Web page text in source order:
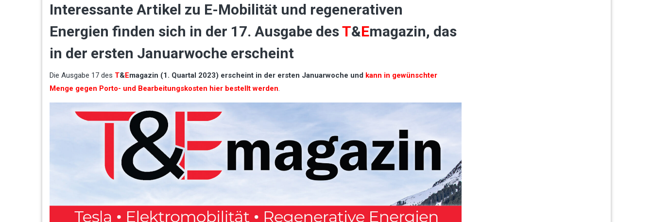
Interessante Artikel zu E-Mobilität und regenerativen
Energien finden sich in der 17. Ausgabe desT&Emagazin, das
in der ersten Januarwoche erscheint
Die Ausgabe 17 des T&Emagazin (1. Quartal 2023) erscheint in der ersten Januarwoche und kann in gewünschter
Menge gegen Porto- und Bearbeitungskosten hier bestellt werden